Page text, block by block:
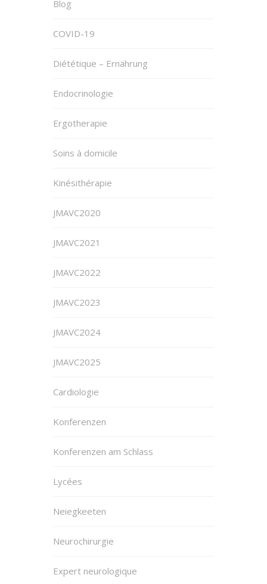
Blog
COVID-19
Diététique – Ernährung
Endocrinologie
Ergotherapie
Soins à domicile
Kinésithérapie
JMAVC2020
JMAVC2021
JMAVC2022
JMAVC2023
JMAVC2024
JMAVC2025
Cardiologie
Konferenzen
Konferenzen am Schlass
Lycées
Neiegkeeten
Neurochirurgie
Expert neurologique